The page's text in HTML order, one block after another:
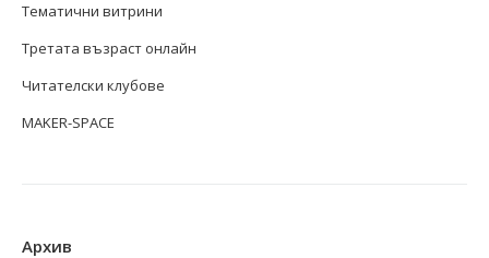
Тематични витрини
Третата възраст онлайн
Читателски клубове
MAKER-SPACE
Архив